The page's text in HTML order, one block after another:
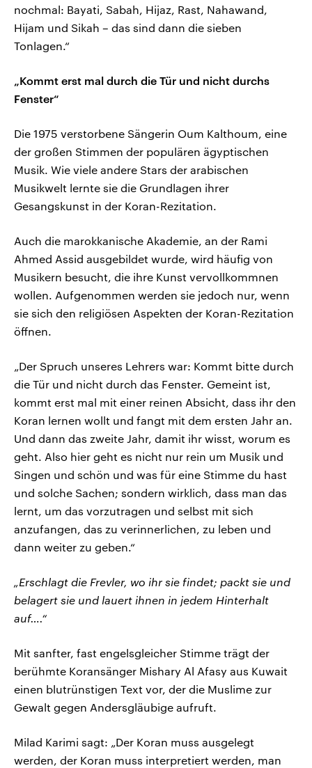
nochmal: Bayati, Sabah, Hijaz, Rast, Nahawand,
Hijam und Sikah – das sind dann die sieben
Tonlagen.“
„Kommt erst mal durch die Tür und nicht durchs
Fenster“
Die 1975 verstorbene Sängerin Oum Kalthoum, eine
der großen Stimmen der populären ägyptischen
Musik. Wie viele andere Stars der arabischen
Musikwelt lernte sie die Grundlagen ihrer
Gesangskunst in der Koran-Rezitation.
Auch die marokkanische Akademie, an der Rami
Ahmed Assid ausgebildet wurde, wird häufig von
Musikern besucht, die ihre Kunst vervollkommnen
wollen. Aufgenommen werden sie jedoch nur, wenn
sie sich den religiösen Aspekten der Koran-Rezitation
öffnen.
„Der Spruch unseres Lehrers war: Kommt bitte durch
die Tür und nicht durch das Fenster. Gemeint ist,
kommt erst mal mit einer reinen Absicht, dass ihr den
Koran lernen wollt und fangt mit dem ersten Jahr an.
Und dann das zweite Jahr, damit ihr wisst, worum es
geht. Also hier geht es nicht nur rein um Musik und
Singen und schön und was für eine Stimme du hast
und solche Sachen; sondern wirklich, dass man das
lernt, um das vorzutragen und selbst mit sich
anzufangen, das zu verinnerlichen, zu leben und
dann weiter zu geben.“
„Erschlagt die Frevler, wo ihr sie findet; packt sie und
belagert sie und lauert ihnen in jedem Hinterhalt
auf….“
Mit sanfter, fast engelsgleicher Stimme trägt der
berühmte Koransänger Mishary Al Afasy aus Kuwait
einen blutrünstigen Text vor, der die Muslime zur
Gewalt gegen Andersgläubige aufruft.
Milad Karimi sagt: „Der Koran muss ausgelegt
werden, der Koran muss interpretiert werden, man